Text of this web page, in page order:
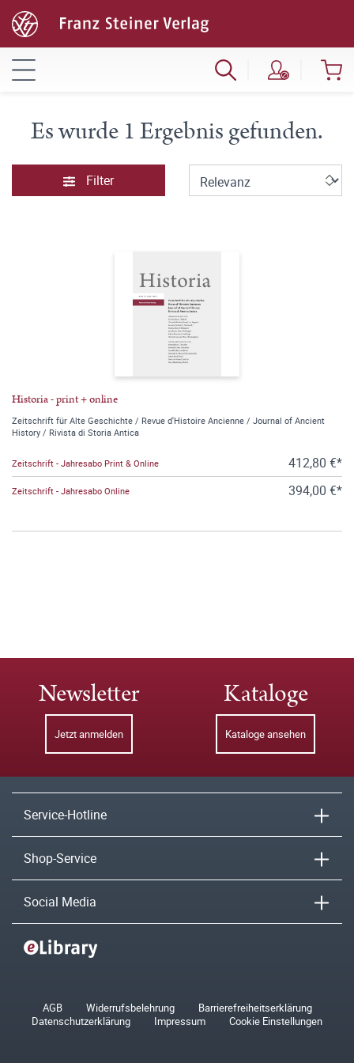
Es wurde 1 Ergebnis gefunden.
Filter
Historia - print + online
Zeitschrift für Alte Geschichte / Revue d'Histoire Ancienne / Journal of Ancient
History / Rivista di Storia Antica
Zeitschrift - Jahresabo Print & Online 412,80 €*
Zeitschrift - Jahresabo Online 394,00 €*
Newsletter
Jetzt anmelden
Kataloge
Kataloge ansehen
Service-Hotline
Shop-Service
Social Media
AGB Widerrufsbelehrung
Barrierefreiheitserklärung
Datenschutzerklärung
Impressum Cookie Einstellungen